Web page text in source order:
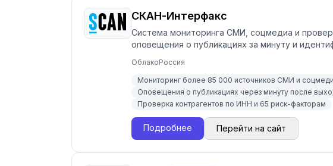
СКАН-Интерфакс
Система мониторинга СМИ, соцмедиа и
оповещения о публикациях за минуту и
ОблакоРоссия
Мониторинг более 85 000 источников СМИ и
Оповещения о публикациях через минуту после
Проверка контрагентов по ИНН и 65 риск-факторам
Подробнее Перейти на сайт